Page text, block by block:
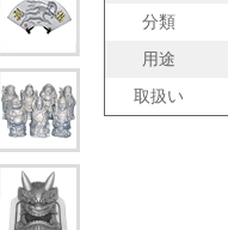
分類
用途
取扱い